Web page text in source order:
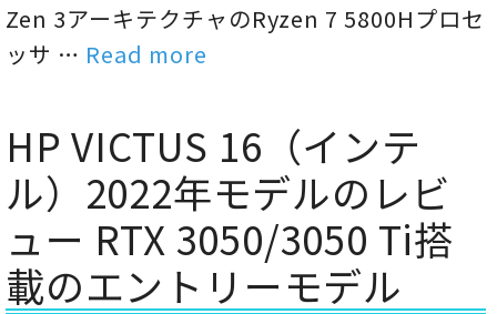
Zen 3アーキテクチャのRyzen 7 5800Hプロセ
ッサ … Read more
HP VICTUS 16（インテ
ル）2022年モデルのレビ
ュー RTX 3050/3050 Ti搭
載のエントリーモデル